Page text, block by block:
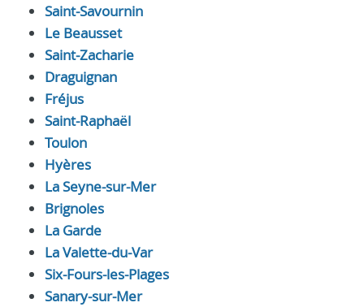
Saint-Savournin
Le Beausset
Saint-Zacharie
Draguignan
Fréjus
Saint-Raphaël
Toulon
Hyères
La Seyne-sur-Mer
Brignoles
La Garde
La Valette-du-Var
Six-Fours-les-Plages
Sanary-sur-Mer